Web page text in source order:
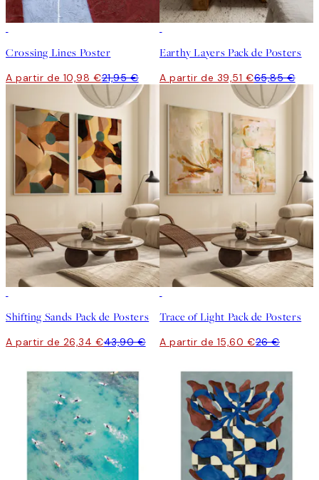
Crossing Lines Poster
A partir de 10,98 €21,95 €
Earthy Layers Pack de Posters
A partir de 39,51 €65,85 €
Shifting Sands Pack de Posters
A partir de 26,34 €43,90 €
Trace of Light Pack de Posters
A partir de 15,60 €26 €